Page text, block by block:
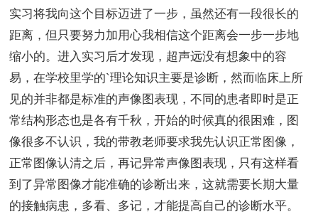
实习将我向这个目标迈进了一步，虽然还有一段很长的
距离，但只要努力加用心我相信这个距离会一步一步地
缩小的。进入实习后才发现，超声远没有想象中的容
易，在学校里学的`理论知识主要是诊断，然而临床上所
见的并非都是标准的声像图表现，不同的患者即时是正
常结构形态也是各有千秋，开始的时候真的很困难，图
像很多不认识，我的带教老师要求我先认识正常图像，
正常图像认清之后，再记异常声像图表现，只有这样看
到了异常图像才能准确的诊断出来，这就需要长期大量
的接触病患，多看、多记，才能提高自己的诊断水平。